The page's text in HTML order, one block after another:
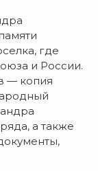
где
и России.
— копия
а также